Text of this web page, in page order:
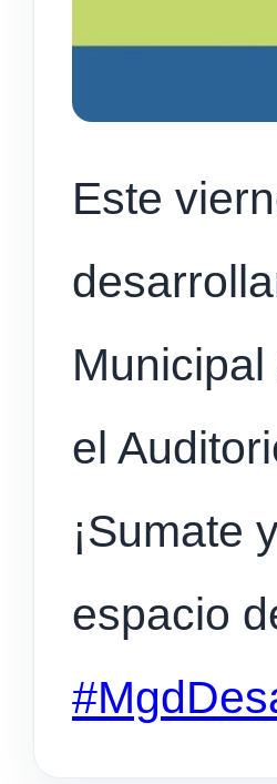
Este
el
¡Sumate
espacio